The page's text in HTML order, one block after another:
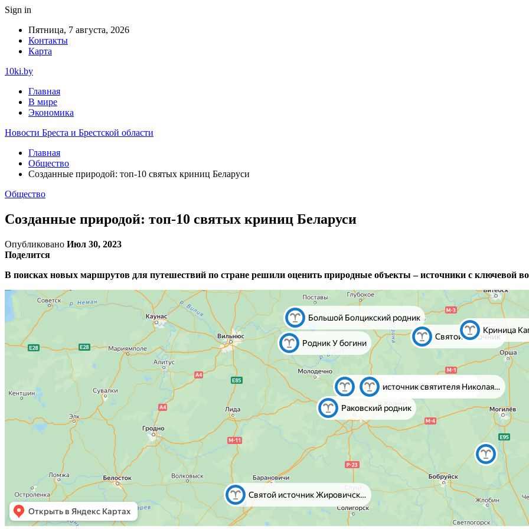
Sign in
Пятница, 7 августа, 2026
Контакты
Карта
10ki.by
Главная
В мире
Экономика
Новости Бреста и Брестской области
Главная
Общество
Созданные природой: топ-10 святых криниц Беларуси
Общество
Созданные природой: топ-10 святых криниц Беларуси
Опубликовано Июл 30, 2023
Поделится
В поисках новых маршрутов для путешествий по стране решили оценить природные объекты – источники с ключевой